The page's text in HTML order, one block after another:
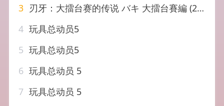
3 刃牙：大擂台赛的传说 バキ 大擂台賽編 (2020)
4 玩具总动员5
5 玩具总动员5
6 玩具总动员 5
7 玩具总动员 5